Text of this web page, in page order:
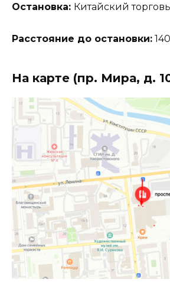
Остановка: Китайский
Расстояние до остановки:
На карте (пр. Мира, д.